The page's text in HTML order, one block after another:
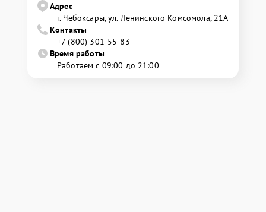
Адрес
г. Чебоксары, ул. Ленинского Комсомола, 21А
Контакты
+7 (800) 301-55-83
Время работы
Работаем с 09:00 до 21:00